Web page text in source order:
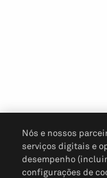
Nós e nossos
serviços digitais e
desempenho
configurações de